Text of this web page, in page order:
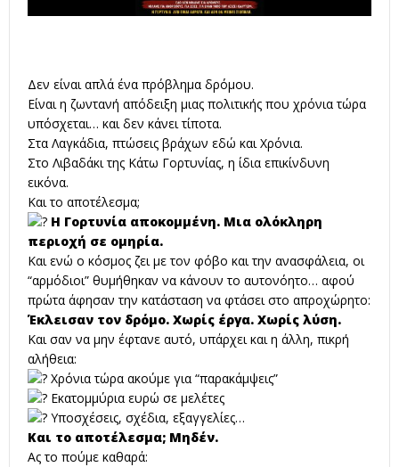
Δεν είναι απλά ένα πρόβλημα δρόμου.
Είναι η ζωντανή απόδειξη μιας πολιτικής που χρόνια τώρα
υπόσχεται… και δεν κάνει τίποτα.
Στα Λαγκάδια, πτώσεις βράχων εδώ και Χρόνια.
Στο Λιβαδάκι της Κάτω Γορτυνίας, η ίδια επικίνδυνη
εικόνα.
Και το αποτέλεσμα;
Η Γορτυνία αποκομμένη. Μια ολόκληρη
περιοχή σε ομηρία.
Και ενώ ο κόσμος ζει με τον φόβο και την ανασφάλεια, οι
“αρμόδιοι” θυμήθηκαν να κάνουν το αυτονόητο… αφού
πρώτα άφησαν την κατάσταση να φτάσει στο απροχώρητο:
Έκλεισαν τον δρόμο. Χωρίς έργα. Χωρίς λύση.
Και σαν να μην έφτανε αυτό, υπάρχει και η άλλη, πικρή
αλήθεια:
Χρόνια τώρα ακούμε για “παρακάμψεις”
Εκατομμύρια ευρώ σε μελέτες
Υποσχέσεις, σχέδια, εξαγγελίες…
Και το αποτέλεσμα; Μηδέν.
Ας το πούμε καθαρά: